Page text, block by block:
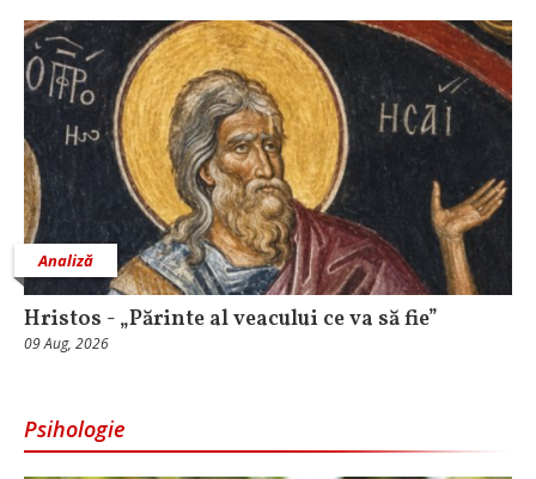
Analiză
Hristos - „Părinte al veacului ce va să fie”
09 Aug, 2026
Psihologie